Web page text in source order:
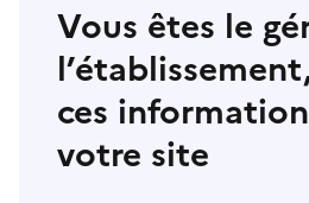
Vous êtes le
ces
votre site